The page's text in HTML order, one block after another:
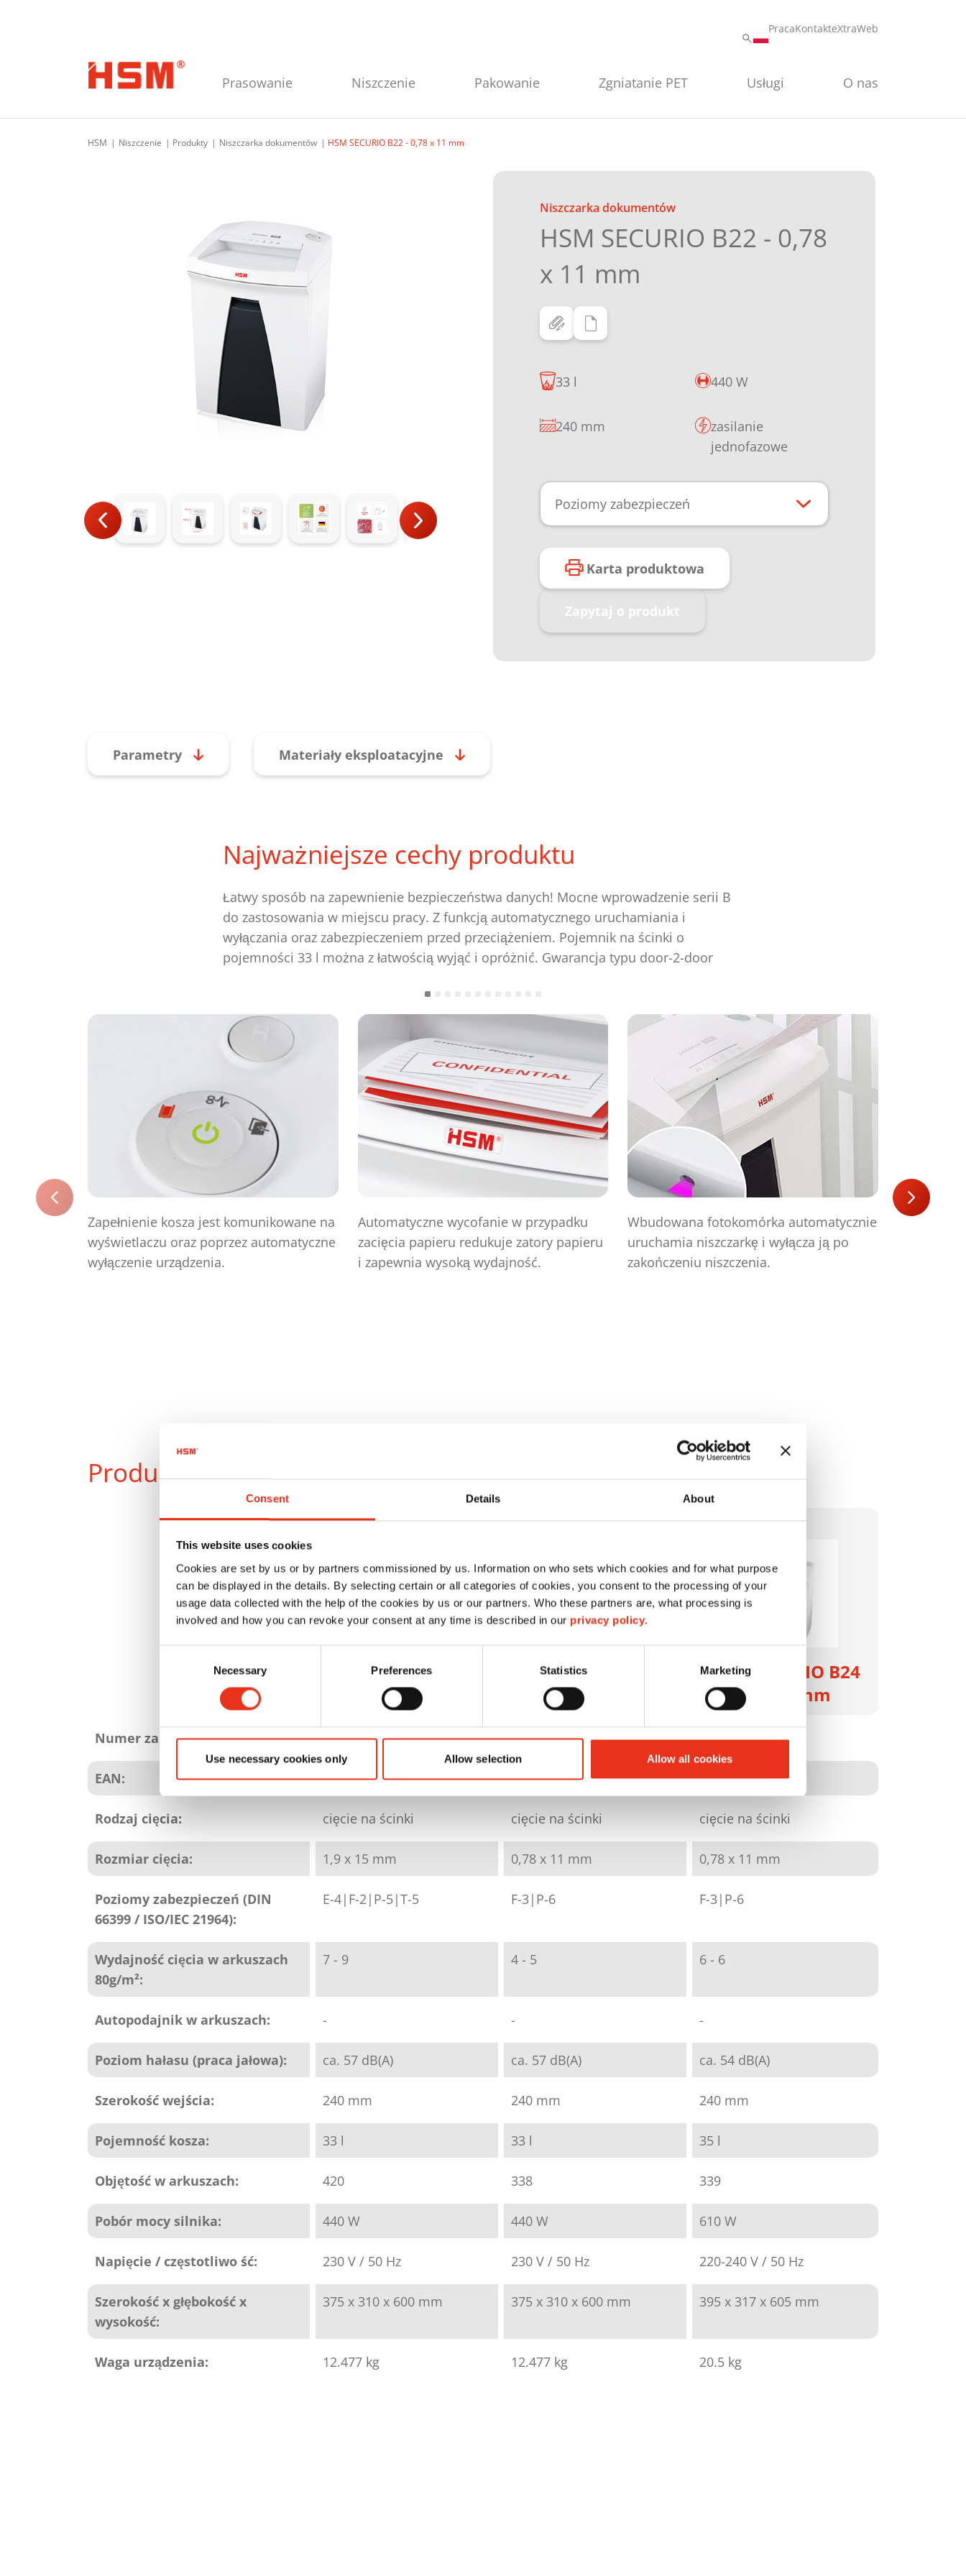
Consent Details About
This website uses cookies
Cookies are set by us or by partners commissioned by us. Information on who sets which cookies and for what purpose
can be displayed in the details. By selecting certain or all categories of cookies, you consent to the processing of your
usage data collected with the help of the cookies by us or our partners. Who these partners are, what processing is
involved and how you can revoke your consent at any time is described in our privacy policy.
Necessary Preferences Statistics Marketing
Use necessary cookies only Allow selection Allow all cookies
PracaKontakteXtraWeb
Prasowanie Niszczenie Pakowanie Zgniatanie PET Usługi O nas
HSM Niszczenie Produkty Niszczarka dokumentów HSM SECURIO B22 - 0,78 x 11 mm
Niszczarka dokumentów
HSM SECURIO B22 - 0,78
x 11 mm
33 l 440 W
240 mm
zasilanie
jednofazowe
Poziomy zabezpieczeń
Karta produktowa
Zapytaj o produkt
Parametry Materiały eksploatacyjne
Najważniejsze cechy produktu
Łatwy sposób na zapewnienie bezpieczeństwa danych! Mocne wprowadzenie serii B
do zastosowania w miejscu pracy. Z funkcją automatycznego uruchamiania i
wyłączania oraz zabezpieczeniem przed przeciążeniem. Pojemnik na ścinki o
pojemności 33 l można z łatwością wyjąć i opróżnić. Gwarancja typu door-2-door
Zapełnienie kosza jest komunikowane na
wyświetlaczu oraz poprzez automatyczne
wyłączenie urządzenia.
Automatyczne wycofanie w przypadku
zacięcia papieru redukuje zatory papieru
i zapewnia wysoką wydajność.
Wbudowana fotokomórka automatycznie
uruchamia niszczarkę i wyłącza ją po
zakończeniu niszczenia.
Obsługa
Produktyw porównaniu
produktu
HSM SECURIO
B22 - 1,9 x 15 mm
HSM SECURIO
B22 - 0,78 x 11
mm
HSM SECURIO B24
- 0,78 x 11 mm
Numer zamówienia: 1832121 1835121 1785111
EAN: 4026631047845 4026631050814 4026631031578
Rodzaj cięcia: cięcie na ścinki cięcie na ścinki cięcie na ścinki
Rozmiar cięcia: 1,9 x 15 mm 0,78 x 11 mm 0,78 x 11 mm
Poziomy zabezpieczeń (DIN
66399 / ISO/IEC 21964):
E-4|F-2|P-5|T-5 F-3|P-6 F-3|P-6
Wydajność cięcia w arkuszach
80g/m²:
7 - 9 4 - 5 6 - 6
Autopodajnik w arkuszach: - - -
Poziom hałasu (praca jałowa): ca. 57 dB(A) ca. 57 dB(A) ca. 54 dB(A)
Szerokość wejścia: 240 mm 240 mm 240 mm
Pojemność kosza: 33 l 33 l 35 l
Objętość w arkuszach: 420 338 339
Pobór mocy silnika: 440 W 440 W 610 W
Napięcie / częstotliwo ść: 230 V / 50 Hz 230 V / 50 Hz 220-240 V / 50 Hz
Szerokość x głębokość x
wysokość:
375 x 310 x 600 mm 375 x 310 x 600 mm 395 x 317 x 605 mm
Waga urządzenia: 12.477 kg 12.477 kg 20.5 kg